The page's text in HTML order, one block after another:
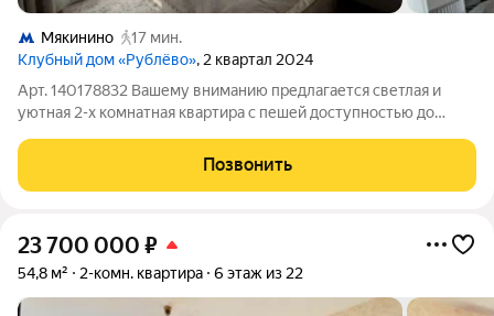
Мякинино
17 мин.
Клубный дом «Рублёво», 2 квартал 2024
Арт. 140178832 Вашему вниманию предлагается светлая и
уютная 2-х комнатная квартира с пешей доступностью до
отдельная жилая комната - 20 м. Также есть уютный балкон
Чистый подъезд, доброжелательный
Позвонить
23 700 000 ₽
54,8 м² 2-комн. квартира 6 этаж из 22